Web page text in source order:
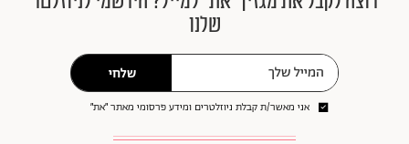
שלנו
שלחי
אני מאשר/ת קבלת ניוזלטרים ומידע פרסומי מאתר ״את״